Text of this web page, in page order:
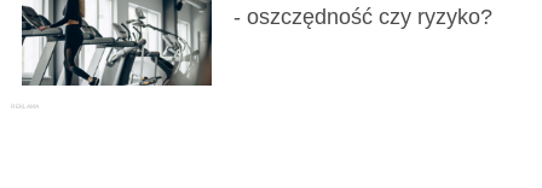
- oszczędność czy ryzyko?